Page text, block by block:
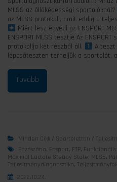
MLSS az állóképességi sportolóknál?
az MLSS protokoll, amit eddig a
Miért lesz egyedi az ENSPORT
ENSPORT MLSS tesztje Az
protokollja két részből áll.
A teszt
lépcsőteszten terheljük a sportolót,
Minden Cikk / Sportélettan /
Edzészóna, Ensport , FTP , Funkcionális
Maximal Lactate Steady State , MLSS,
Teljesítménydiagnosztika,
2022.10.24.